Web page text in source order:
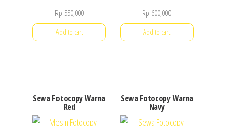
Rp 550,000
Add to cart
Rp 600,000
Add to cart
Sewa Fotocopy Warna
Red
Sewa Fotocopy Warna
Navy